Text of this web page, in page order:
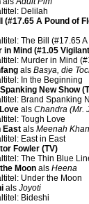
Delilah
(#17.65 A Pound of
The Bill (#17.65
in Mind (#1.05
Murder in Mind
als Basya, die
In the Beginning
New Show
Brand Spanking
als Chandra (Mr.
Tough Love
East als Meenah Khan
East in East
Fowler (TV)
The Thin Blue
Moon als Heena
Under the Moon
als Joyoti
Bideshi